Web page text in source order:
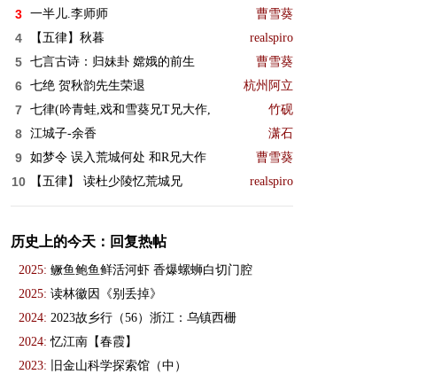
3 一半儿.李师师 曹雪葵
4 【五律】秋暮 realspiro
5 七言古诗：归妹卦 嫦娥的前生 曹雪葵
6 七绝 贺秋韵先生荣退 杭州阿立
7 七律(吟青蛙,戏和雪葵兄T兄大作, 竹砚
8 江城子-余香 潇石
9 如梦令 误入荒城何处 和R兄大作 曹雪葵
10 【五律】 读杜少陵忆荒城兄 realspiro
历史上的今天：回复热帖
2025: 鳜鱼鲍鱼鲜活河虾 香爆螺蛳白切门腔
2025: 读林徽因《别丢掉》
2024: 2023故乡行（56）浙江：乌镇西栅
2024: 忆江南【春霞】
2023:
旧金山科学探索馆（中）